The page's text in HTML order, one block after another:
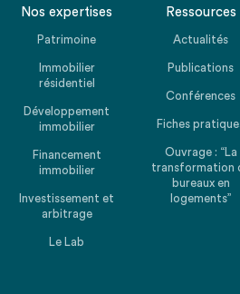
Nos expertises
Patrimoine
Immobilier
résidentiel
Développement
immobilier
Financement
immobilier
Investissement et
arbitrage
Le Lab
Ressources
Actualités
Publications
Conférences
Fiches
Ouvrage : “La
transformation
bureaux en
logements”